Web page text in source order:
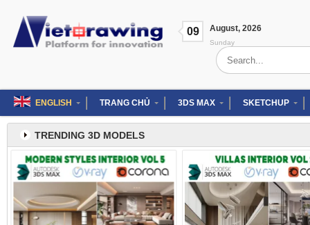
content
09 August, 2026
Sunday
Search
for:
ENGLISH TRANG CHỦ 3DS MAX SKETCHUP
TRENDING 3D MODELS